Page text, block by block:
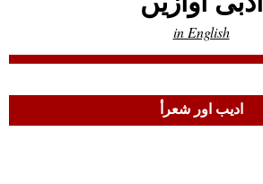
in English
ادیب اور شعرأ